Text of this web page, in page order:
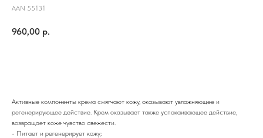
ААN 55131
960,00 р.
Активные компоненты крема смягчают кожу, оказывают увлажняющее и
регенерирующее действие. Крем оказывает также успокаивающее действие,
возвращает коже чувство свежести.
- Питает и регенерирует кожу;